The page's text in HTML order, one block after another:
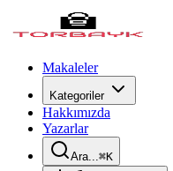
Makaleler
Kategoriler
Hakkımızda
Yazarlar
Ara...⌘K